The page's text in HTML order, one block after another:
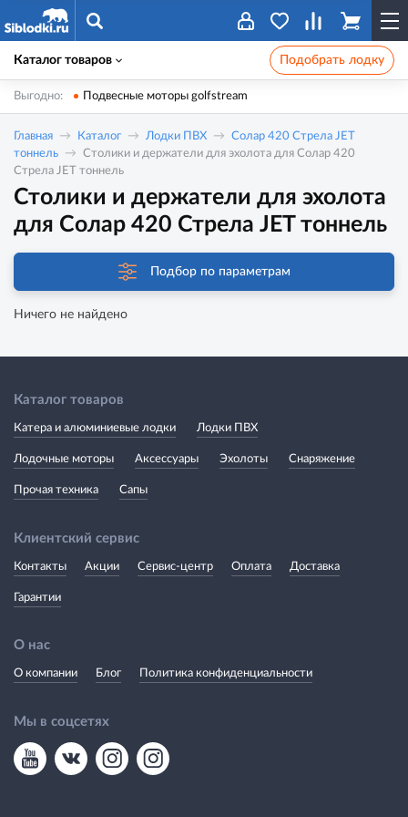
Каталог товаров Подобрать лодку
Выгодно: Подвесные моторы golfstream
Главная Каталог Лодки ПВХ
Солар 420 Стрела JET
тоннель
Столики и держатели для эхолота для Солар 420
Стрела JET тоннель
Столики и держатели для эхолота
для Солар 420 Стрела JET тоннель
Подбор по параметрам
Ничего не найдено
Каталог товаров
Катера и алюминиевые лодки Лодки ПВХ
Лодочные моторы Аксессуары Эхолоты Снаряжение
Прочая техника Сапы
Клиентский сервис
Контакты Акции Сервис-центр Оплата Доставка
Гарантии
О нас
О компании Блог Политика конфиденциальности
Мы в соцсетях